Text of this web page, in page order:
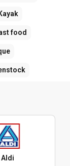
food
Aldi